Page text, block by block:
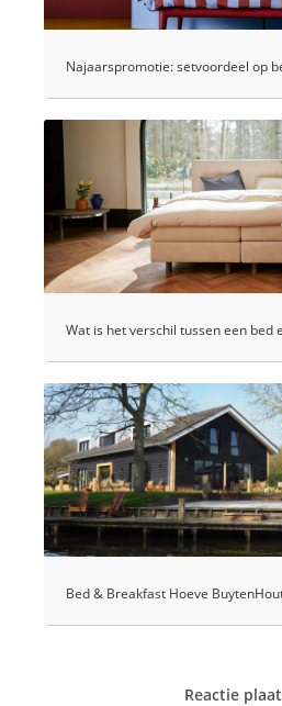
Najaarspromotie: setvoordeel op
Wat is het verschil tussen een bed
Bed & Breakfast Hoeve
Reactie